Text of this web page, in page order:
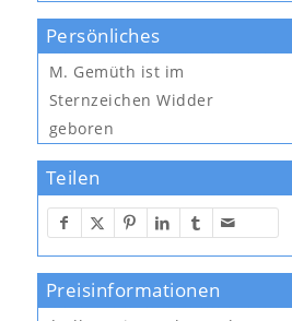
Persönliches
M. Gemüth ist im
Sternzeichen Widder
geboren
Teilen
Preisinformationen